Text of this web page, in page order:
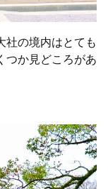
社の境内はとても
つか見どころがあ